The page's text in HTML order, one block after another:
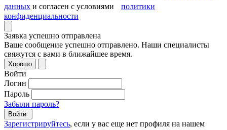
данных и согласен с условиями политики
конфиденциальности
Заявка успешно отправлена
Ваше сообщение успешно отправлено. Наши специалисты
свяжутся с вами в ближайшее время.
Хорошо
Войти
Логин
Пароль
Забыли пароль?
Войти
Зарегистрируйтесь, если у вас еще нет профиля на нашем